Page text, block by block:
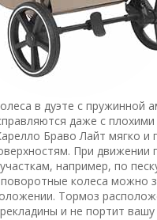
в дуэте с пружинной
даже с
Браво Лайт мягко и
При движении
например, по
колеса можно
Тормоз
и не портит вашу